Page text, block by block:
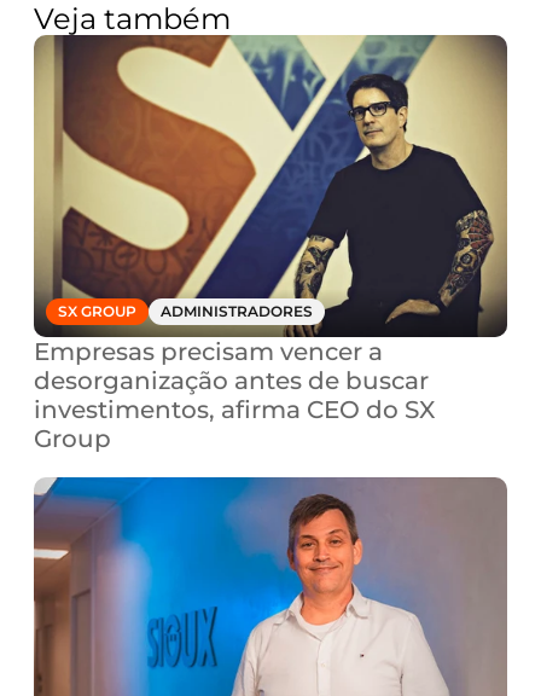
Veja também
SX GROUP ADMINISTRADORES
Empresas precisam vencer a
desorganização antes de buscar
investimentos, afirma CEO do SX
Group